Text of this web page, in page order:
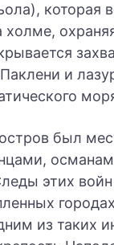
которая
холме,
и
был
этих
из таких